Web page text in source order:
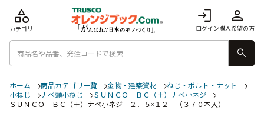
login
ログイン
person
購入希望の方
category
カテゴリ
search
ホーム 商品カテゴリ一覧 金物・建築資材
ねじ・ボルト・ナット
小ねじ
ナベ頭小ねじ
ＳＵＮＣＯ ＢＣ（＋）ナベ小ネジ
ＳＵＮＣＯ ＢＣ（＋）ナベ小ネジ ２．５×１２ （３７０本入）